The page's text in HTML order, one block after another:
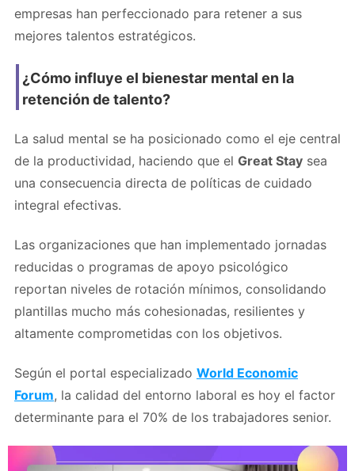
empresas han perfeccionado para retener a sus
mejores talentos estratégicos.
¿Cómo influye el bienestar mental en la
retención de talento?
La salud mental se ha posicionado como el eje central
de la productividad, haciendo que el Great Stay sea
una consecuencia directa de políticas de cuidado
integral efectivas.
Las organizaciones que han implementado jornadas
reducidas o programas de apoyo psicológico
reportan niveles de rotación mínimos, consolidando
plantillas mucho más cohesionadas, resilientes y
altamente comprometidas con los objetivos.
Según el portal especializado World Economic
Forum, la calidad del entorno laboral es hoy el factor
determinante para el 70% de los trabajadores senior.